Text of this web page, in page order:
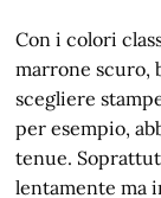
Con i colori
marrone scuro,
scegliere
per esempio,
tenue.
lentamente ma